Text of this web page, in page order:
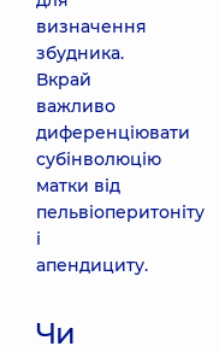
визначення
збудника.
Вкрай
важливо
диференціювати
субінволюцію
матки від
пельвіоперитоніту
і
апендициту.
Чи